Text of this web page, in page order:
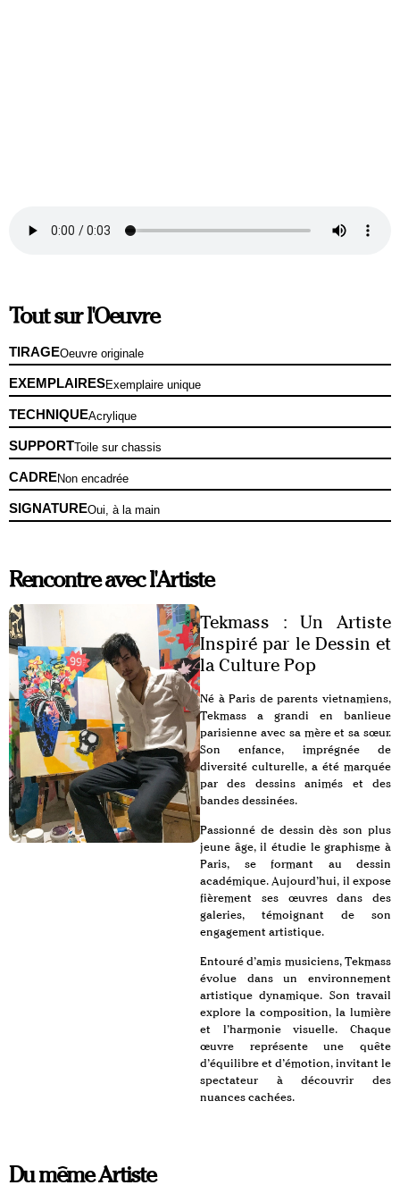
Tout sur l'Oeuvre
TIRAGEOeuvre originale
EXEMPLAIRESExemplaire unique
TECHNIQUEAcrylique
SUPPORTToile sur chassis
CADRENon encadrée
SIGNATUREOui, à la main
Rencontre avec l'Artiste
Tekmass : Un Artiste
Inspiré par le Dessin et
la Culture Pop
Né à Paris de parents vietnamiens,
Tekmass a grandi en banlieue
parisienne avec sa mère et sa sœur.
Son enfance, imprégnée de
diversité culturelle, a été marquée
par des dessins animés et des
bandes dessinées.
Passionné de dessin dès son plus
jeune âge, il étudie le graphisme à
Paris, se formant au dessin
académique. Aujourd’hui, il expose
fièrement ses œuvres dans des
galeries, témoignant de son
engagement artistique.
Entouré d’amis musiciens, Tekmass
évolue dans un environnement
artistique dynamique. Son travail
explore la composition, la lumière
et l’harmonie visuelle. Chaque
œuvre représente une quête
d’équilibre et d’émotion, invitant le
spectateur à découvrir des
nuances cachées.
Du même Artiste